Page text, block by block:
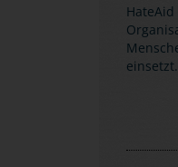
einsetzt.